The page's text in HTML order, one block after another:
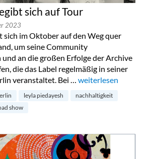
sich auf Tour
2023
sich im Oktober auf den Weg quer
um seine Community
an die großen Erfolge der Archive
die das Label regelmäßig in seiner
veranstaltet. Bei … „lala Berlin begibt
weiterlesen
leyla piedayesh
nachhaltigkeit
show